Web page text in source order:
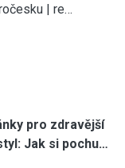
| re…
pro zdravější
Jak si pochu…